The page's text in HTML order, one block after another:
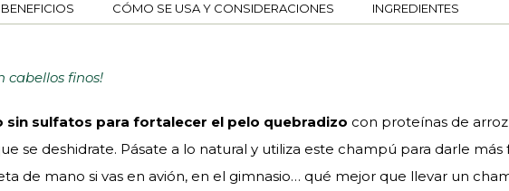
BENEFICIOS CÓMO SE USA Y CONSIDERACIONES INGREDIENTES
cabellos finos!
sin sulfatos para fortalecer el pelo quebradizo con proteínas de
se deshidrate. Pásate a lo natural y utiliza este champú para darle
de mano si vas en avión, en el gimnasio… qué mejor que llevar un